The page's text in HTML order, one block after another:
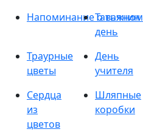
Напоминание о важном
Татьянин
день
Траурные
цветы
День
учителя
Сердца
из
цветов
Шляпные
коробки